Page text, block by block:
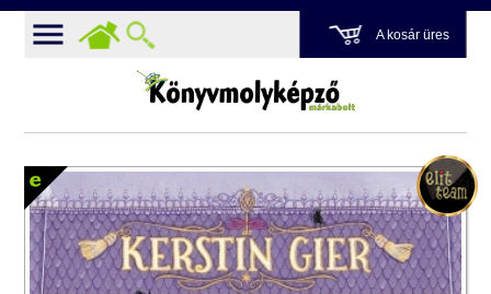
A kosár üres